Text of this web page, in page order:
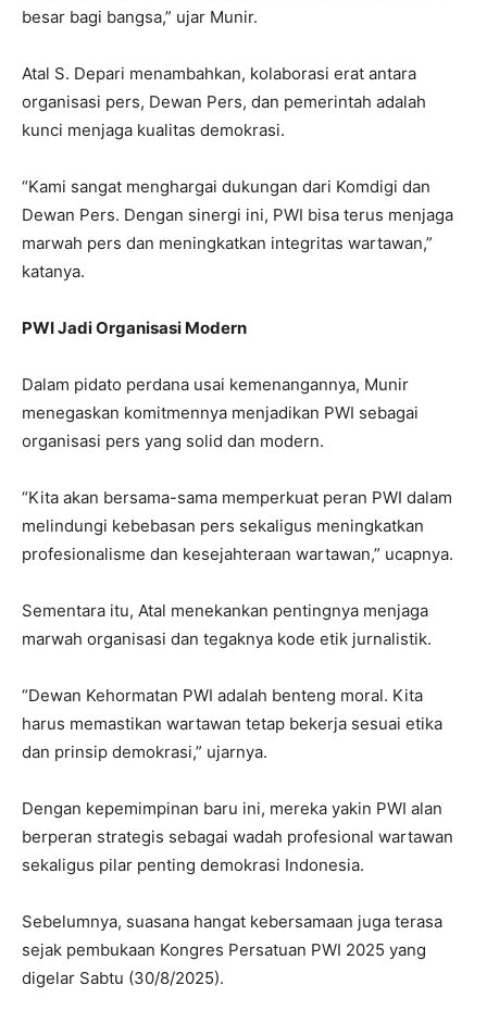
besar bagi bangsa,” ujar Munir.
Atal S. Depari menambahkan, kolaborasi erat antara
organisasi pers, Dewan Pers, dan pemerintah adalah
kunci menjaga kualitas demokrasi.
“Kami sangat menghargai dukungan dari Komdigi dan
Dewan Pers. Dengan sinergi ini, PWI bisa terus menjaga
marwah pers dan meningkatkan integritas wartawan,”
katanya.
PWI Jadi Organisasi Modern
Dalam pidato perdana usai kemenangannya, Munir
menegaskan komitmennya menjadikan PWI sebagai
organisasi pers yang solid dan modern.
“Kita akan bersama-sama memperkuat peran PWI dalam
melindungi kebebasan pers sekaligus meningkatkan
profesionalisme dan kesejahteraan wartawan,” ucapnya.
Sementara itu, Atal menekankan pentingnya menjaga
marwah organisasi dan tegaknya kode etik jurnalistik.
“Dewan Kehormatan PWI adalah benteng moral. Kita
harus memastikan wartawan tetap bekerja sesuai etika
dan prinsip demokrasi,” ujarnya.
Dengan kepemimpinan baru ini, mereka yakin PWI alan
berperan strategis sebagai wadah profesional wartawan
sekaligus pilar penting demokrasi Indonesia.
Sebelumnya, suasana hangat kebersamaan juga terasa
sejak pembukaan Kongres Persatuan PWI 2025 yang
digelar Sabtu (30/8/2025).